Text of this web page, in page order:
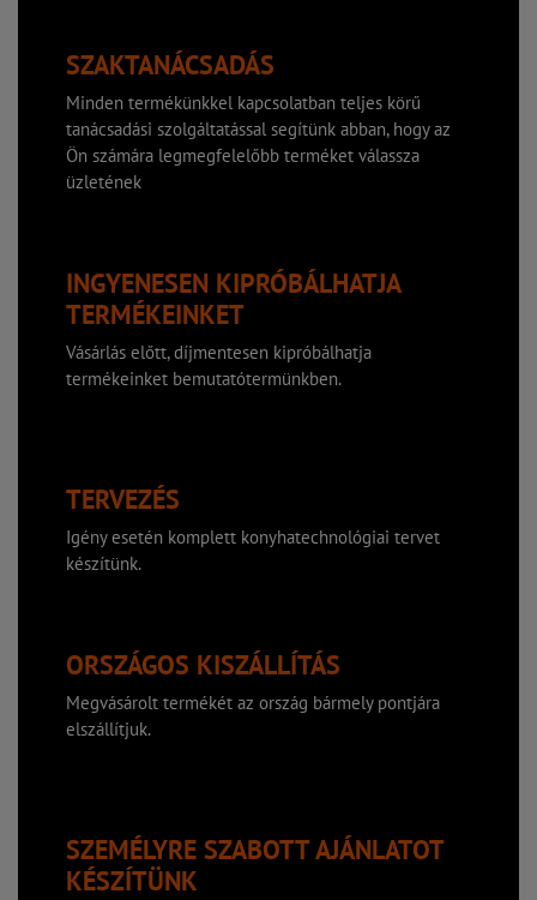
SZAKTANÁCSADÁS
Minden termékünkkel kapcsolatban teljes körű
tanácsadási szolgáltatással segítünk abban, hogy az
Ön számára legmegfelelőbb terméket válassza
üzletének
INGYENESEN KIPRÓBÁLHATJA
TERMÉKEINKET
Vásárlás előtt, díjmentesen kipróbálhatja
termékeinket bemutatótermünkben.
TERVEZÉS
Igény esetén komplett konyhatechnológiai tervet
készítünk.
ORSZÁGOS KISZÁLLÍTÁS
Megvásárolt termékét az ország bármely pontjára
elszállítjuk.
SZEMÉLYRE SZABOTT AJÁNLATOT
KÉSZÍTÜNK